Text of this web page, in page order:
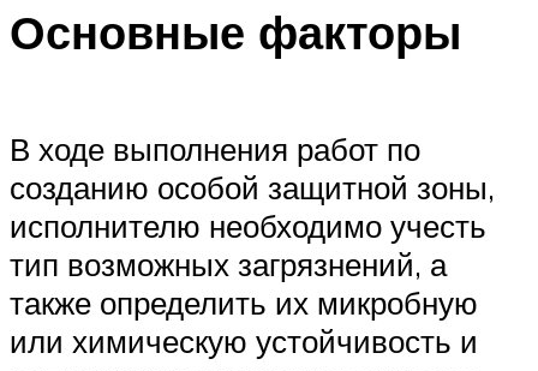
Основные факторы
В ходе выполнения работ по
созданию особой защитной зоны,
исполнителю необходимо учесть
тип возможных загрязнений, а
также определить их микробную
или химическую устойчивость и